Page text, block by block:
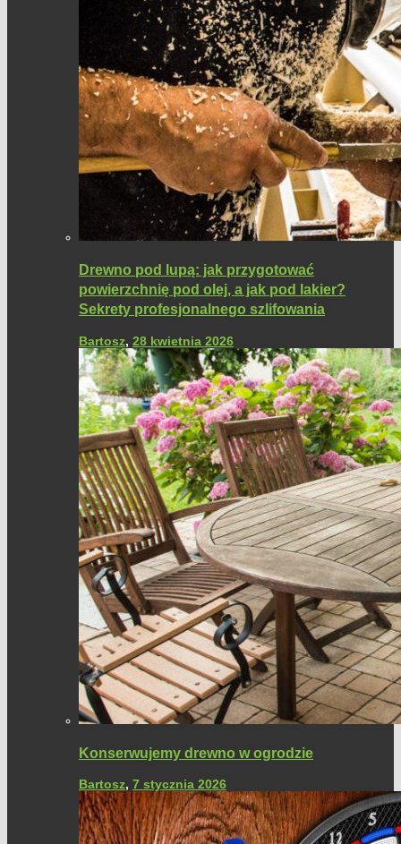
Drewno pod lupą: jak przygotować
powierzchnię pod olej, a jak pod lakier?
Sekrety profesjonalnego szlifowania
Bartosz, 28 kwietnia 2026
Konserwujemy drewno w ogrodzie
Bartosz, 7 stycznia 2026